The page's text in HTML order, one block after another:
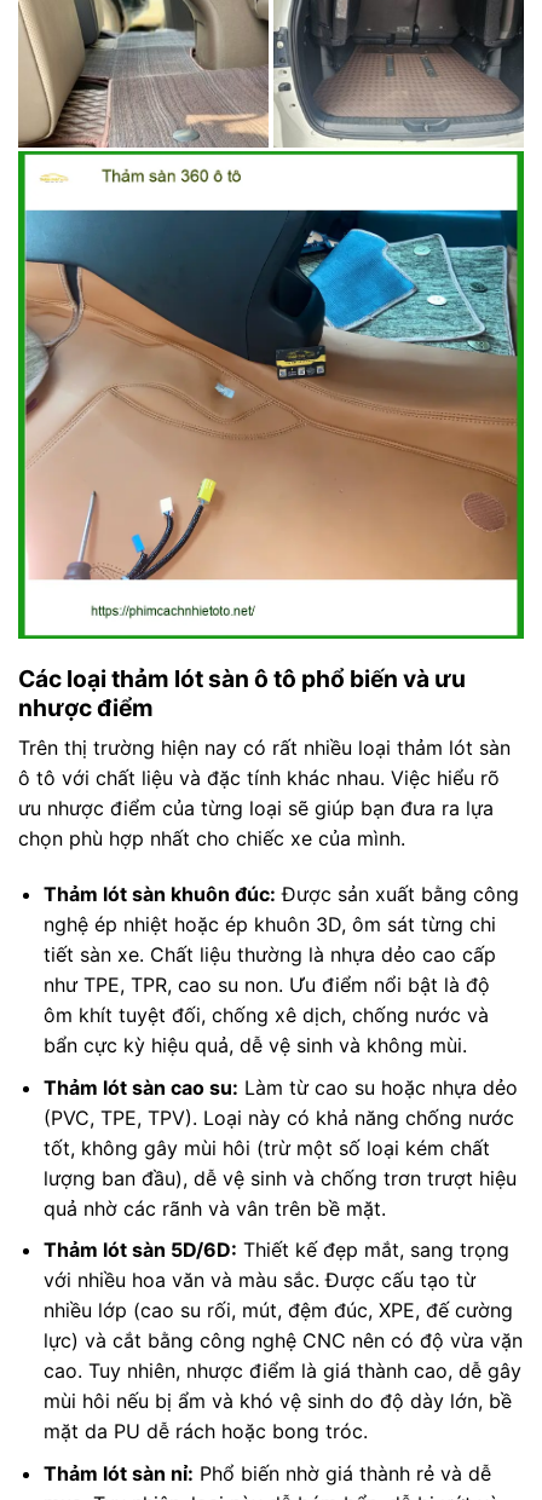
Các loại thảm lót sàn ô tô phổ biến và ưu
nhược điểm
Trên thị trường hiện nay có rất nhiều loại thảm lót sàn
ô tô với chất liệu và đặc tính khác nhau. Việc hiểu rõ
ưu nhược điểm của từng loại sẽ giúp bạn đưa ra lựa
chọn phù hợp nhất cho chiếc xe của mình.
Thảm lót sàn khuôn đúc: Được sản xuất bằng công
nghệ ép nhiệt hoặc ép khuôn 3D, ôm sát từng chi
tiết sàn xe. Chất liệu thường là nhựa dẻo cao cấp
như TPE, TPR, cao su non. Ưu điểm nổi bật là độ
ôm khít tuyệt đối, chống xê dịch, chống nước và
bẩn cực kỳ hiệu quả, dễ vệ sinh và không mùi.
Thảm lót sàn cao su: Làm từ cao su hoặc nhựa dẻo
(PVC, TPE, TPV). Loại này có khả năng chống nước
tốt, không gây mùi hôi (trừ một số loại kém chất
lượng ban đầu), dễ vệ sinh và chống trơn trượt hiệu
quả nhờ các rãnh và vân trên bề mặt.
Thảm lót sàn 5D/6D: Thiết kế đẹp mắt, sang trọng
với nhiều hoa văn và màu sắc. Được cấu tạo từ
nhiều lớp (cao su rối, mút, đệm đúc, XPE, đế cường
lực) và cắt bằng công nghệ CNC nên có độ vừa vặn
cao. Tuy nhiên, nhược điểm là giá thành cao, dễ gây
mùi hôi nếu bị ẩm và khó vệ sinh do độ dày lớn, bề
mặt da PU dễ rách hoặc bong tróc.
Thảm lót sàn nỉ: Phổ biến nhờ giá thành rẻ và dễ